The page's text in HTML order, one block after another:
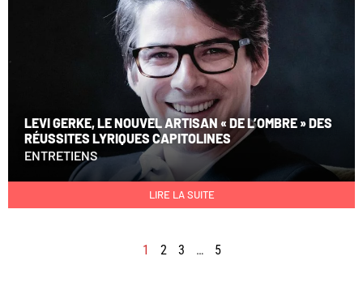
LEVI GERKE, LE NOUVEL ARTISAN « DE L’OMBRE » DES
RÉUSSITES LYRIQUES CAPITOLINES
ENTRETIENS
LIRE LA SUITE
1 2 3 … 5